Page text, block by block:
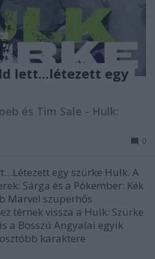
lett...létezett egy
és Tim Sale - Hulk:
0
egy szürke Hulk. A
Sárga és a Pókember: Kék
Marvel szuperhős
térnek vissza a Hulk: Szürke
a Bosszú Angyalai egyik
karaktere